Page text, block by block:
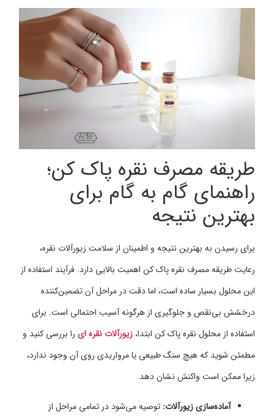
طریقه مصرف نقره پاک کن؛
راهنمای گام به گام برای
بهترین نتیجه
برای رسیدن به بهترین نتیجه و اطمینان از سلامت زیورآلات نقره،
رعایت طریقه مصرف نقره پاک کن اهمیت بالایی دارد. فرآیند استفاده از
این محلول بسیار ساده است، اما دقت در مراحل آن تضمین‌کننده
درخشش بی‌نقص و جلوگیری از هرگونه آسیب احتمالی است. برای
استفاده از محلول نقره پاک کن ابتدا،زیورآلات نقره ای را بررسی کنید و
مطمئن شوید که هیچ سنگ طبیعی یا مرواریدی روی آن وجود ندارد،
زیرا ممکن است واکنش نشان دهد.
آماده‌سازی زیورآلات: توصیه می‌شود در تمامی مراحل از